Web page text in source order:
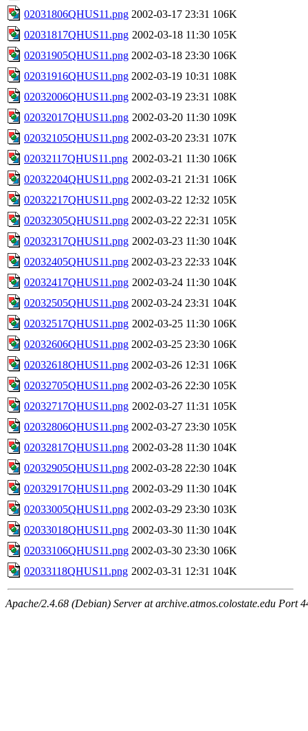
02031806QHUS11.png 2002-03-17 23:31 106K
02031817QHUS11.png 2002-03-18 11:30 105K
02031905QHUS11.png 2002-03-18 23:30 106K
02031916QHUS11.png 2002-03-19 10:31 108K
02032006QHUS11.png 2002-03-19 23:31 108K
02032017QHUS11.png 2002-03-20 11:30 109K
02032105QHUS11.png 2002-03-20 23:31 107K
02032117QHUS11.png 2002-03-21 11:30 106K
02032204QHUS11.png 2002-03-21 21:31 106K
02032217QHUS11.png 2002-03-22 12:32 105K
02032305QHUS11.png 2002-03-22 22:31 105K
02032317QHUS11.png 2002-03-23 11:30 104K
02032405QHUS11.png 2002-03-23 22:33 104K
02032417QHUS11.png 2002-03-24 11:30 104K
02032505QHUS11.png 2002-03-24 23:31 104K
02032517QHUS11.png 2002-03-25 11:30 106K
02032606QHUS11.png 2002-03-25 23:30 106K
02032618QHUS11.png 2002-03-26 12:31 106K
02032705QHUS11.png 2002-03-26 22:30 105K
02032717QHUS11.png 2002-03-27 11:31 105K
02032806QHUS11.png 2002-03-27 23:30 105K
02032817QHUS11.png 2002-03-28 11:30 104K
02032905QHUS11.png 2002-03-28 22:30 104K
02032917QHUS11.png 2002-03-29 11:30 104K
02033005QHUS11.png 2002-03-29 23:30 103K
02033018QHUS11.png 2002-03-30 11:30 104K
02033106QHUS11.png 2002-03-30 23:30 106K
02033118QHUS11.png 2002-03-31 12:31 104K
Apache/2.4.68 (Debian) Server at archive.atmos.colostate.edu Port